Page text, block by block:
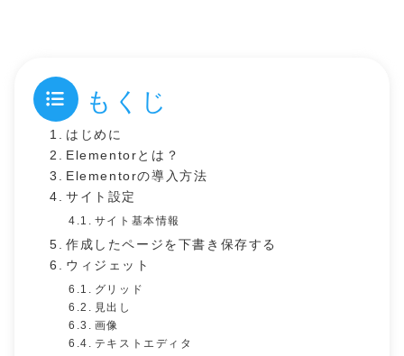
もくじ
はじめに
Elementorとは？
Elementorの導入方法
サイト設定
サイト基本情報
作成したページを下書き保存する
ウィジェット
グリッド
見出し
画像
テキストエディタ